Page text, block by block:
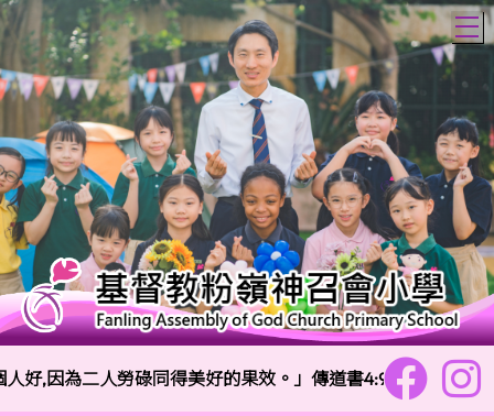
好,因為二人勞碌同得美好的果效。」傳道書4:9 校